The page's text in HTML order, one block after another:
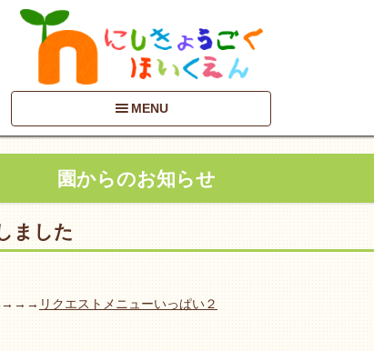
MENU
園からのお知らせ
ました
→→→ リクエストメニューいっぱい２